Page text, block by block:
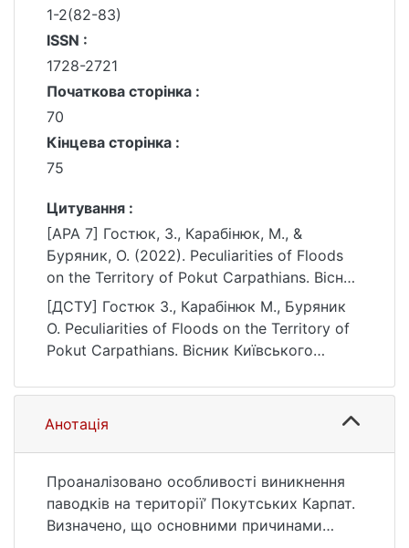
1-2(82-83)
ISSN :
1728-2721
Початкова сторінка :
70
Кінцева сторінка :
75
Цитування :
[APA 7] Гостюк, З., Карабінюк, М., &
Буряник, О. (2022). Peculiarities of Floods
on the Territory of Pokut Carpathians. Вісник
Київського національного університету
імені Тараса Шевченка, серія Географія, (1-
2(82-83)), 70–75.
https://doi.org/10.17721/1728-
2721.2022.82.10
[ДСТУ] Гостюк З., Карабінюк М., Буряник
О. Peculiarities of Floods on the Territory of
Pokut Carpathians. Вісник Київського
Шевченка, серія Географія. 2022. no. 1-
2(82-83). P. 70—75. DOI: 10.17721/1728-
2721.2022.82.10 (date of access:
Анотація
Проаналізовано особливості виникнення
паводків на території’ Покутських Карпат.
Визначено, що основними причинами